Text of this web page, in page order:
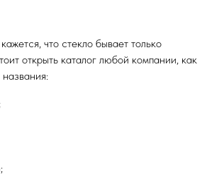
что стекло бывает только
открыть каталог любой компании, как